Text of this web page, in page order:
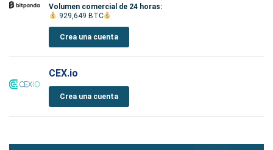
Volumen comercial de 24 horas:
929,649 BTC
Crea una cuenta
CEX.io
Crea una cuenta